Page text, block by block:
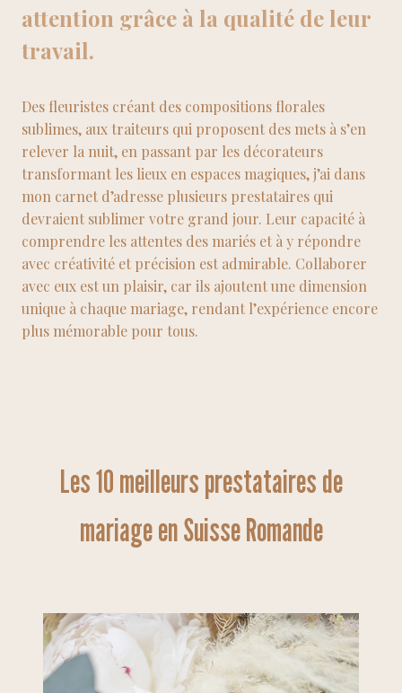
attention grâce à la qualité de leur
travail.
Des fleuristes créant des compositions florales
sublimes, aux traiteurs qui proposent des mets à s’en
relever la nuit, en passant par les décorateurs
transformant les lieux en espaces magiques, j’ai dans
mon carnet d’adresse plusieurs prestataires qui
devraient sublimer votre grand jour. Leur capacité à
comprendre les attentes des mariés et à y répondre
avec créativité et précision est admirable. Collaborer
avec eux est un plaisir, car ils ajoutent une dimension
unique à chaque mariage, rendant l’expérience encore
plus mémorable pour tous.
Les 10 meilleurs prestataires de
mariage en Suisse Romande